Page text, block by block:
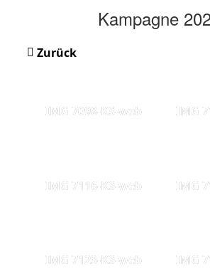
Kampagne
Zurück
IMG 7098-KS-web IMG
IMG 7116-KS-web IMG
IMG 7123-KS-web IMG